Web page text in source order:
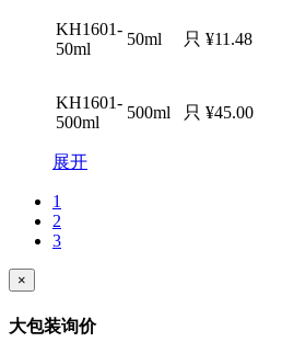
KH1601-
50ml
50ml 只 ¥11.48
KH1601-
500ml
500ml 只 ¥45.00
展开
1
2
3
×
大包装询价